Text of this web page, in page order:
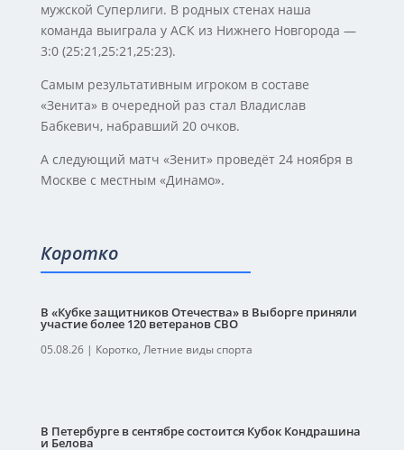
мужской Суперлиги. В родных стенах наша
команда выиграла у АСК из Нижнего Новгорода —
3:0 (25:21,25:21,25:23).
Самым результативным игроком в составе
«Зенита» в очередной раз стал Владислав
Бабкевич, набравший 20 очков.
А следующий матч «Зенит» проведёт 24 ноября в
Москве с местным «Динамо».
Коротко
В «Кубке защитников Отечества» в Выборге приняли
участие более 120 ветеранов СВО
05.08.26| Коротко, Летние виды спорта
В Петербурге в сентябре состоится Кубок Кондрашина
и Белова